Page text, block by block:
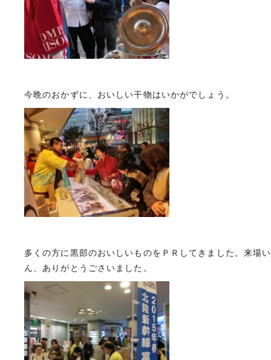
今晩のおかずに、おいしい干物はいかがでしょう。
多くの方に黒部のおいしいものをＰＲしてきました。来場
ん、ありがとうごさいました。